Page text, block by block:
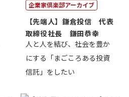
企業家倶楽部アーカイブ
【先端人】鎌倉投信 代表
取締役社長 鎌田恭幸
人と人を結び、社会を豊か
にする「まごころある投資
信託」をしたい